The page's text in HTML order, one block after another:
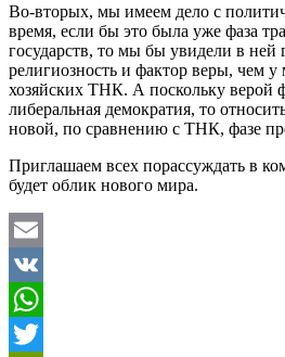
Во-вторых, мы имеем дело с
время, если бы это была уже фаза
государств, то мы бы увидели в ней
религиозность и фактор веры, чем у
хозяйских ТНК. А поскольку верой
либеральная демократия, то
новой, по сравнению с ТНК, фазе
Приглашаем всех порассуждать в
будет облик нового мира.
Email
VK
WhatsApp